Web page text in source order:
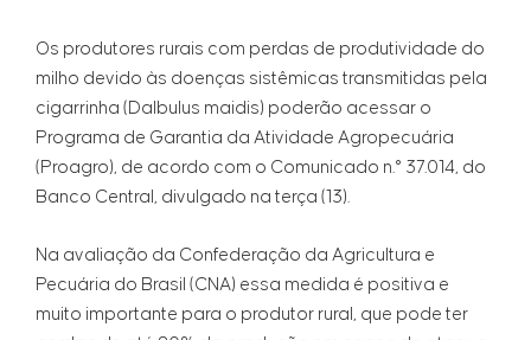
Os produtores rurais com perdas de produtividade do
milho devido às doenças sistêmicas transmitidas pela
cigarrinha (Dalbulus maidis) poderão acessar o
Programa de Garantia da Atividade Agropecuária
(Proagro), de acordo com o Comunicado n.° 37.014, do
Banco Central, divulgado na terça (13).
Na avaliação da Confederação da Agricultura e
Pecuária do Brasil (CNA) essa medida é positiva e
muito importante para o produtor rural, que pode ter